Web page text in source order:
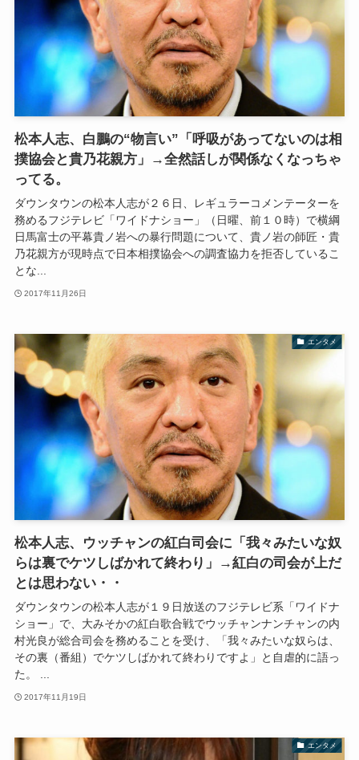
松本人志、白鵬の“物言い”「呼吸があってないのは相
撲協会と貴乃花親方」→全然話しが関係なくなっちゃ
ってる。
ダウンタウンの松本人志が２６日、レギュラーコメンテーターを
務めるフジテレビ「ワイドナショー」（日曜、前１０時）で横綱
日馬富士の平幕貴ノ岩への暴行問題について、貴ノ岩の師匠・貴
乃花親方が現時点で日本相撲協会への調査協力を拒否しているこ
とな...
2017年11月26日
エンタメ
松本人志、ウッチャンの紅白司会に「我々みたいな奴
らは裏でケツしばかれて終わり」→紅白の司会が上だ
とは思わない・・
ダウンタウンの松本人志が１９日放送のフジテレビ系「ワイドナ
ショー」で、大みそかの紅白歌合戦でウッチャンナンチャンの内
村光良が総合司会を務めることを受け、「我々みたいな奴らは、
その裏（番組）でケツしばかれて終わりですよ」と自虐的に語っ
た。 ...
2017年11月19日
エンタメ